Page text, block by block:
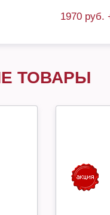
1970 руб.
ТОВАРЫ